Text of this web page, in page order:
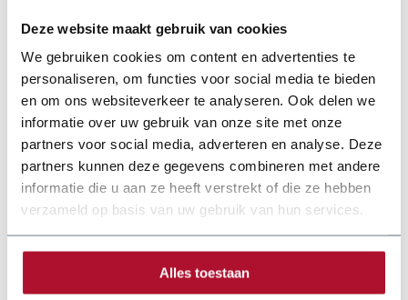
Deze website maakt gebruik van cookies
We gebruiken cookies om content en advertenties te
personaliseren, om functies voor social media te bieden
en om ons websiteverkeer te analyseren. Ook delen we
informatie over uw gebruik van onze site met onze
partners voor social media, adverteren en analyse. Deze
partners kunnen deze gegevens combineren met andere
informatie die u aan ze heeft verstrekt of die ze hebben
verzameld op basis van uw gebruik van hun services.
Alles toestaan
folder-joerg-bpr-cp-40-cp-40h-cph-40-profielwals-o.pdf